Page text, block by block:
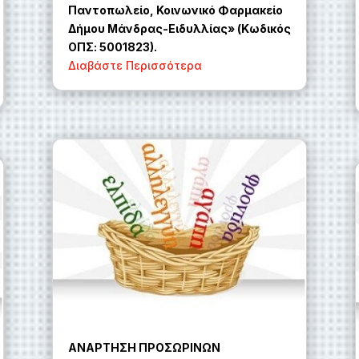
Παντοπωλείο, Κοινωνικό Φαρμακείο
Δήμου Μάνδρας-Ειδυλλίας» (Κωδικός
ΟΠΣ: 5001823).
Διαβάστε Περισσότερα
ΑΝΑΡΤΗΣΗ ΠΡΟΣΩΡΙΝΩΝ